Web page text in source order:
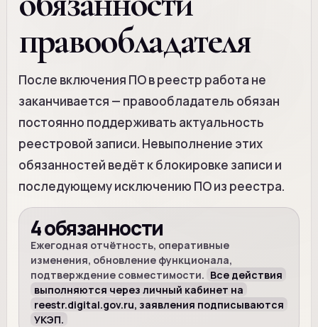
правообладателя
После включения ПО в реестр работа не
заканчивается — правообладатель обязан
постоянно поддерживать актуальность
реестровой записи. Невыполнение этих
обязанностей ведёт к блокировке записи и
последующему исключению ПО из реестра.
4 обязанности
Ежегодная отчётность, оперативные
изменения, обновление функционала,
подтверждение совместимости. Все действия
выполняются через личный кабинет на
reestr.digital.gov.ru, заявления подписываются
УКЭП.